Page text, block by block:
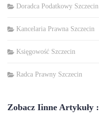
Doradca Podatkowy Szczecin
Kancelaria Prawna Szczecin
Księgowość Szczecin
Radca Prawny Szczecin
Zobacz Iinne Artykuły :